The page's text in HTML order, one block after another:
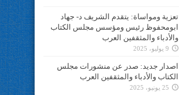
تعزية ومواساة: يتقدم الشريف د- جهاد
ابومحفوظ رئيس ومؤسس مجلس الكتاب
والأدباء والمثقفين العرب
9 يوليو، 2025
اصدار جديد: صدر عن منشورات مجلس
الكتاب والأدباء والمثقفين العرب
25 يونيو، 2025